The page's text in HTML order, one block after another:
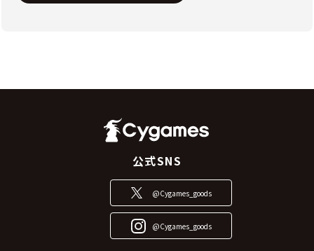
公式SNS
@Cygames_goods
@Cygames_goods